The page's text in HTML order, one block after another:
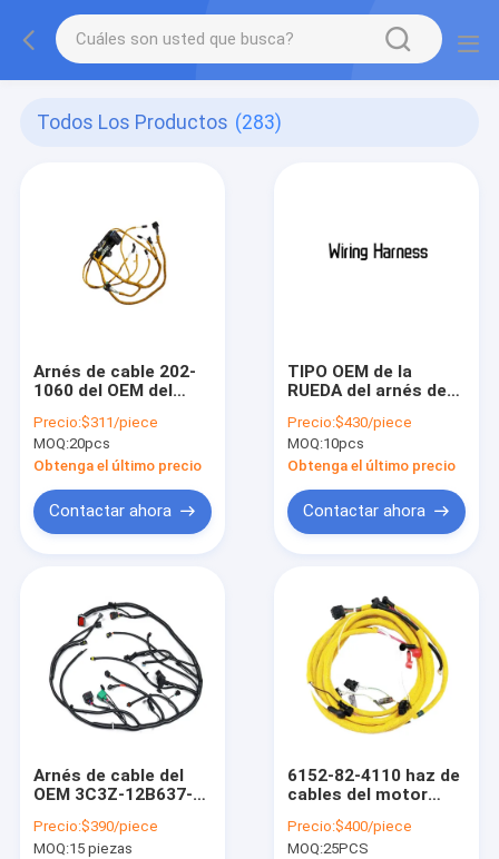
Todos Los Productos (283)
Arnés de cable 202-
1060 del OEM del
electrónico
Precio:$311/piece
MOQ:20pcs
Obtenga el último precio
Contactar ahora
TIPO OEM de la
RUEDA del arnés de
CARGADOR 438-6426
Precio:$430/piece
MOQ:10pcs
Obtenga el último precio
Contactar ahora
Arnés de cable del
OEM 3C3Z-12B637-
estupendo 03-04 de
F250 F350 F450 F550
Precio:$390/piece
MOQ:15 piezas
6152-82-4110 haz de
cables del motor
PC400-6 PC450-6K
Precio:$400/piece
MOQ:25PCS